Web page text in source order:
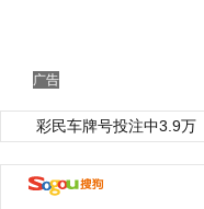
广告
彩民车牌号投注中3.9万